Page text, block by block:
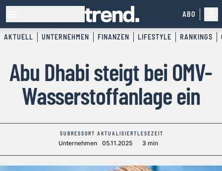
ABO
AKTUELL UNTERNEHMEN FINANZEN LIFESTYLE RANKINGS
Abu Dhabi steigt bei OMV-
Wasserstoffanlage ein
SUBRESSORT
Unternehmen
AKTUALISIERT
05.11.2025
LESEZEIT
3 min